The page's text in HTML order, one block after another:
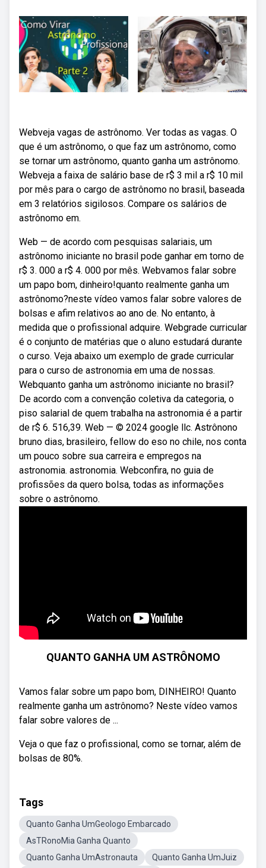
Webveja vagas de astrônomo. Ver todas as vagas. O
que é um astrônomo, o que faz um astrônomo, como
se tornar um astrônomo, quanto ganha um astrônomo.
Webveja a faixa de salário base de r$ 3 mil a r$ 10 mil
por mês para o cargo de astrônomo no brasil, baseada
em 3 relatórios sigilosos. Compare os salários de
astrônomo em.
Web — de acordo com pesquisas salariais, um
astrônomo iniciante no brasil pode ganhar em torno de
r$ 3. 000 a r$ 4. 000 por mês. Webvamos falar sobre
um papo bom, dinheiro!quanto realmente ganha um
astrônomo?neste vídeo vamos falar sobre valores de
bolsas e afim relativos ao ano de. No entanto, à
medida que o profissional adquire. Webgrade curricular
é o conjunto de matérias que o aluno estudará durante
o curso. Veja abaixo um exemplo de grade curricular
para o curso de astronomia em uma de nossas.
Webquanto ganha um astrônomo iniciante no brasil?
De acordo com a convenção coletiva da categoria, o
piso salarial de quem trabalha na astronomia é a partir
de r$ 6. 516,39. Web — © 2024 google llc. Astrônono
bruno dias, brasileiro, fellow do eso no chile, nos conta
um pouco sobre sua carreira e empregos na
astronomia. astronomia. Webconfira, no guia de
profissões da quero bolsa, todas as informações
sobre o astrônomo.
QUANTO GANHA UM ASTRÔNOMO
Vamos falar sobre um papo bom, DINHEIRO! Quanto
realmente ganha um astrônomo? Neste vídeo vamos
falar sobre valores de ...
Veja o que faz o profissional, como se tornar, além de
bolsas de 80%.
Tags
Quanto Ganha UmGeologo Embarcado
AsTRonoMia Ganha Quanto
Quanto Ganha UmAstronauta
Quanto Ganha UmJuiz